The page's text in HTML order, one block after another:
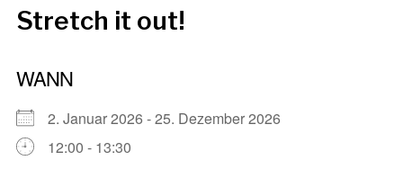
Stretch it out!
WANN
2. Januar 2026 - 25. Dezember 2026
12:00 - 13:30